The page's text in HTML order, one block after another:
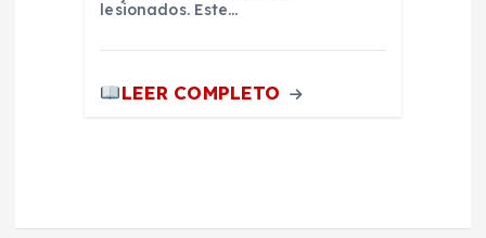
lesionados. Este…
LEER COMPLETO